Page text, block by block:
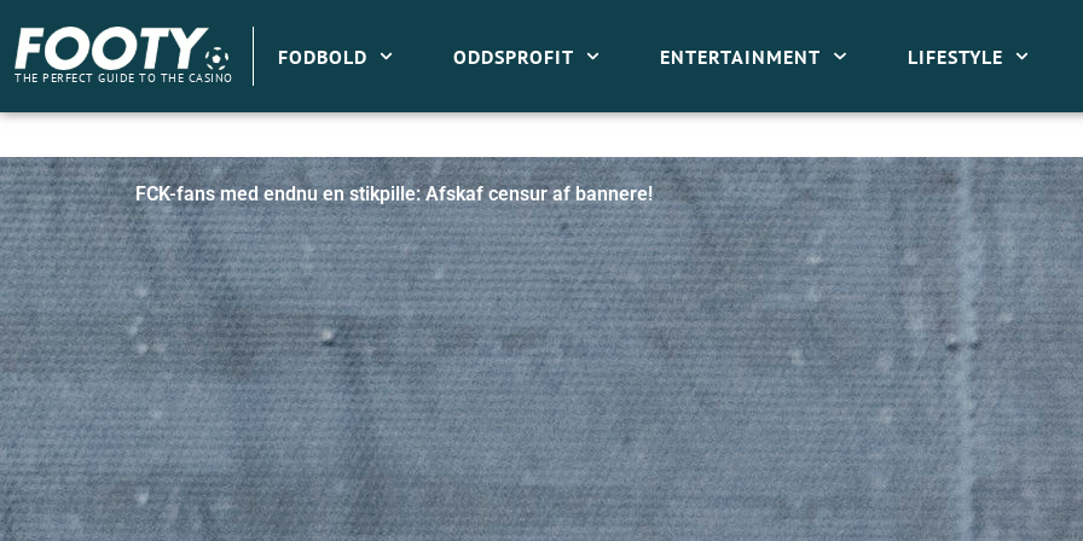
indholdet
THE PERFECT GUIDE TO THE CASINO
FODBOLD ODDSPROFIT ENTERTAINMENT LIFESTYLE
FCK-fans med endnu en stikpille: Afskaf censur af bannere!